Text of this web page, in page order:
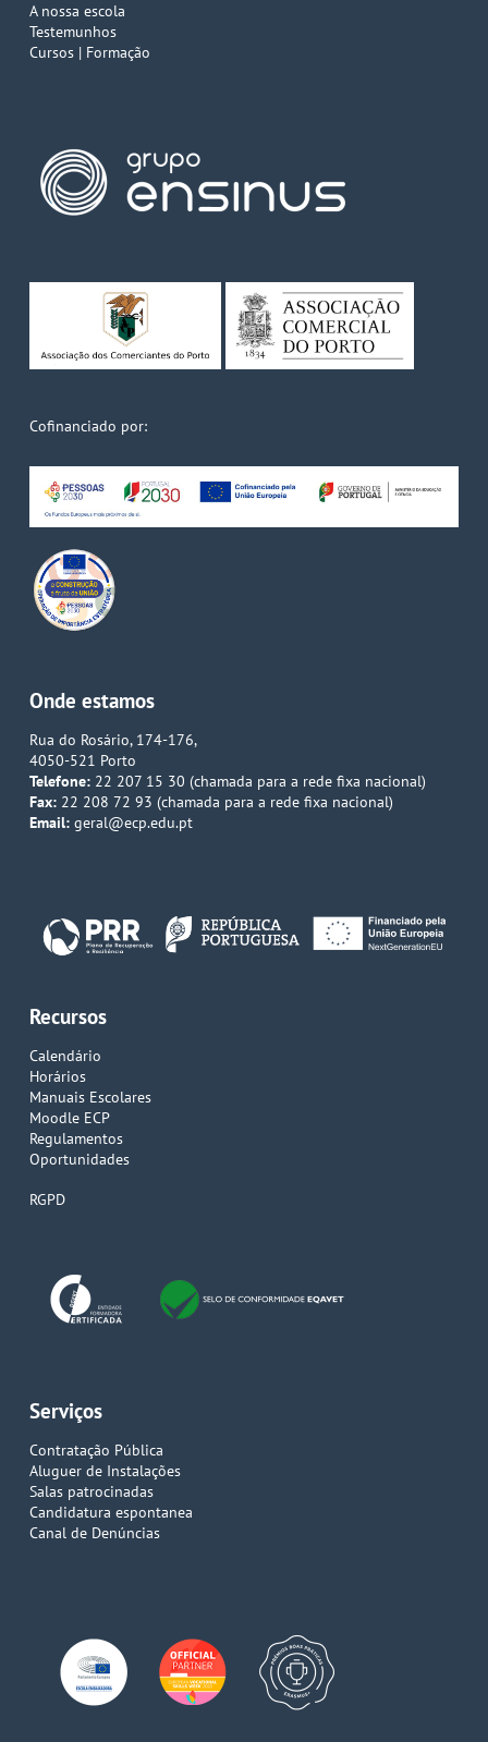
A nossa escola
Testemunhos
Cursos | Formação
Cofinanciado por:
Onde estamos
Rua do Rosário, 174-176,
4050-521 Porto
Telefone:22 207 15 30 (chamada para a rede fixa nacional)
Fax:22 208 72 93 (chamada para a rede fixa nacional)
Email: geral@ecp.edu.pt
Recursos
Calendário
Horários
Manuais Escolares
Moodle ECP
Regulamentos
Oportunidades
RGPD
Serviços
Contratação Pública
Aluguer de Instalações
Salas patrocinadas
Candidatura espontanea
Canal de Denúncias